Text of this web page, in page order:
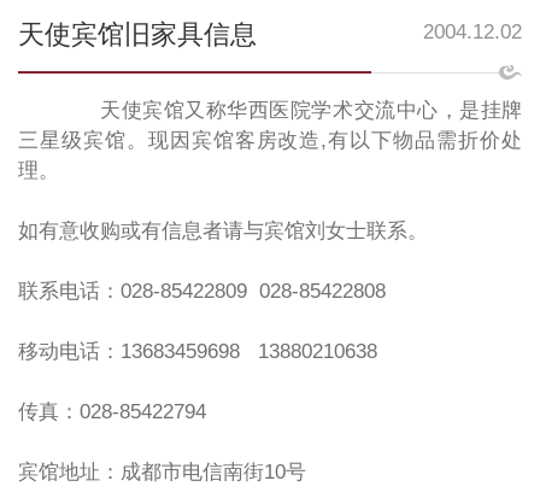
天使宾馆旧家具信息 2004.12.02
天使宾馆又称华西医院学术交流中心，是挂牌
三星级宾馆。现因宾馆客房改造,有以下物品需折价处
理。
如有意收购或有信息者请与宾馆刘女士联系。
联系电话：028-85422809 028-85422808
移动电话：13683459698 13880210638
传真：028-85422794
宾馆地址：成都市电信南街10号